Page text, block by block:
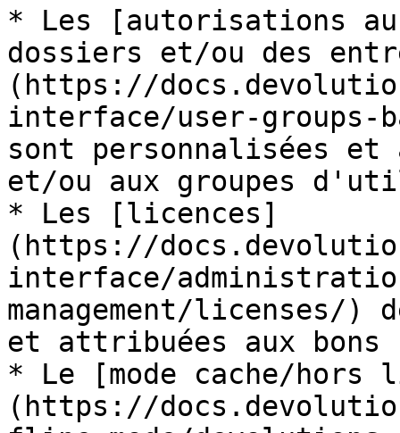
* Les [autorisations
dossiers et/ou des
(https://
interface/user-groups-
sont personnalisées
et/ou aux groupes
* Les [licences]
(https://
interface/
management/licenses/
et attribuées aux
* Le [mode cache/hors
(https://